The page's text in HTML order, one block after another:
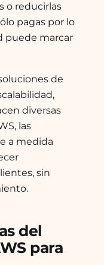
o reducirlas
pagas por lo
puede marcar
de
diversas
las
a medida
sin
del
para